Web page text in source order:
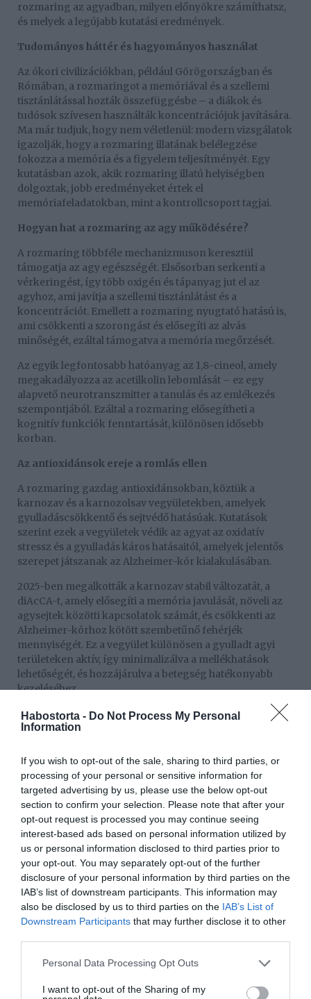
Habostorta - Do Not Process My Personal
Information
If you wish to opt-out of the sale, sharing to third parties, or
processing of your personal or sensitive information for
targeted advertising by us, please use the below opt-out
section to confirm your selection. Please note that after your
opt-out request is processed you may continue seeing
interest-based ads based on personal information utilized by
us or personal information disclosed to third parties prior to
your opt-out. You may separately opt-out of the further
disclosure of your personal information by third parties on the
IAB’s list of downstream participants. This information may
also be disclosed by us to third parties on the IAB’s List of
Downstream Participants that may further disclose it to other
Please note that this website/app uses one or more Google
not limited to your visit or usage behaviour. You may click to
Personal Data Processing Opt Outs
I want to opt-out of the Sharing of my
rozmaring az agyadban, milyen előnyökre számíthatsz,
és melyek a legújabb kutatási eredmények.
Tudományos háttér és hagyományos használat
Az ókori civilizációkban, például Görögországban és
Rómában, a rozmaringot a memóriával és a szellemi
tisztánlátással hozták összefüggésbe – a diákok és
tudósok szívesen használták koncentrációjuk javítására.
Ma már tudjuk, hogy nem véletlenül: modern vizsgálatok
igazolják, hogy a rozmaring illatának belélegzése
fokozza a memória és a figyelem teljesítményét. Egy
kutatásban azok, akik rozmaring illatú helyiségben
dolgoztak, jobb eredményeket értek el
memóriafeladatokban, mint a kontrollcsoport tagjai.
Hogyan hat a rozmaring az agy működésére?
A rozmaring többféle mechanizmuson keresztül
támogatja az agy egészségét. Elsősorban serkenti a
vérkeringést, így több oxigén és tápanyag jut el az
agyhoz, ami javítja a szellemi tisztánlátást és a
koncentrációt. Emellett a rozmaring nyugtató hatású is,
ami csökkenti a szorongást és elősegíti az alvás
minőségét, ezáltal támogatva a memória megőrzését.
Az egyik legfontosabb hatóanyag az 1,8-cineol, amely
megakadályozza az acetilkolin lebomlását – ez egy
alapvető neurotranszmitter a tanulás és az emlékezés
szempontjából. Ezáltal a rozmaring elősegítheti a
kognitív funkciók fenntartását, különösen idősebb
korban.
Az antioxidánsok ereje a romlás ellen
A rozmaring gazdag antioxidánsokban, köztük a
karnozav és a karnozolsav vegyületekben, amelyek
gyulladáscsökkentő és sejtvédő hatásúak. Kutatások
szerint ezek a vegyületek védik az agyat az oxidatív
stressz és a gyulladás káros hatásaitól, amelyek jelentős
szerepet játszanak az Alzheimer-kór kialakulásában.
2025-ben megalkották a karnozav stabil változatát, a
diAcCA-t, amely elősegíti a memória javulását, növeli az
agysejtek közötti kapcsolatok számát, és csökkenti az
Alzheimer-kórhoz kötött szembetűnő fehérjék
mennyiségét. Ez a vegyület különösen a gyulladt agyi
területeken aktív, így minimalizálva a mellékhatások
lehetőségét, és hozzájárulva a betegség hatékonyabb
kezeléséhez.
Többet a rozmaringról – nem csak az agyra hat
tulajdonságokkal rendelkezik az egész szervezetben. A
bőrre is jó hatással van: enyhítheti a pattanások és az
ekcéma tüneteit, valamint természetes védelmet nyújthat
a napkárosodás ellen.
Az antibakteriális és gombaellenes hatásai révén a
rozmaringolaj ígéretes természetes szer lehet az
élelmiszerek tartósításában és az
egészségmegőrzésben.
Használat és óvintézkedések
A rozmaring általában biztonságos a konyhai
alkalmazásban vagy aromaterápiában, de koncentrált
kivonatok és nagy dózisok esetén előfordulhatnak
Terheseknek ajánlott kerülni a magas dózisokat, mivel a